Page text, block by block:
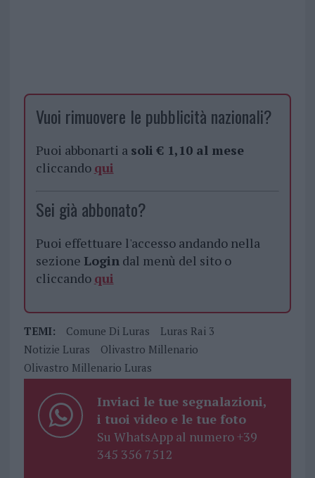
Vuoi rimuovere le pubblicità nazionali?
Puoi abbonarti a soli € 1,10 al mese
cliccando qui
Sei già abbonato?
Puoi effettuare l'accesso andando nella
sezione Logindal menù del sito o
cliccando qui
TEMI: Comune Di Luras
Luras Rai 3
Notizie Luras
Olivastro Millenario
Olivastro Millenario Luras
Inviaci le tue segnalazioni,
i tuoi video e le tue foto
Su WhatsApp al numero +39
345 356 7512